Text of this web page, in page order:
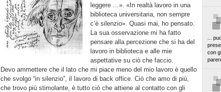
leggere …». «In realtà lavoro in una
biblioteca universitaria, non sempre
c’è silenzio». Quasi mai, ho pensato.
La sua osservazione mi ha fatto
pensare alla percezione che si ha del
lavoro in biblioteca e alle mie
aspettative su ciò che faccio.
Devo ammettere che il lato che mi piace meno del mio lavoro è quello
che svolgo “in silenzio”, il lavoro di back office. Ciò che amo di più,
che trovo più stimolante, è tutto ciò che attiene al contatto con gli
...
con